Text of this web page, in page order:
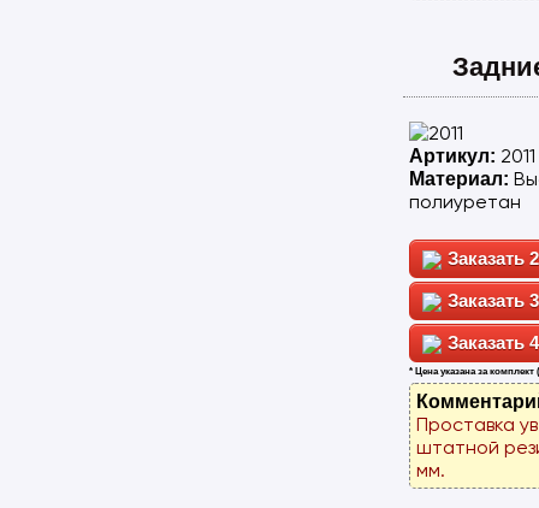
Артикул: 2011
Материал:
полиуретан
* Цена указана за комплект
Проставка
штатной
мм.